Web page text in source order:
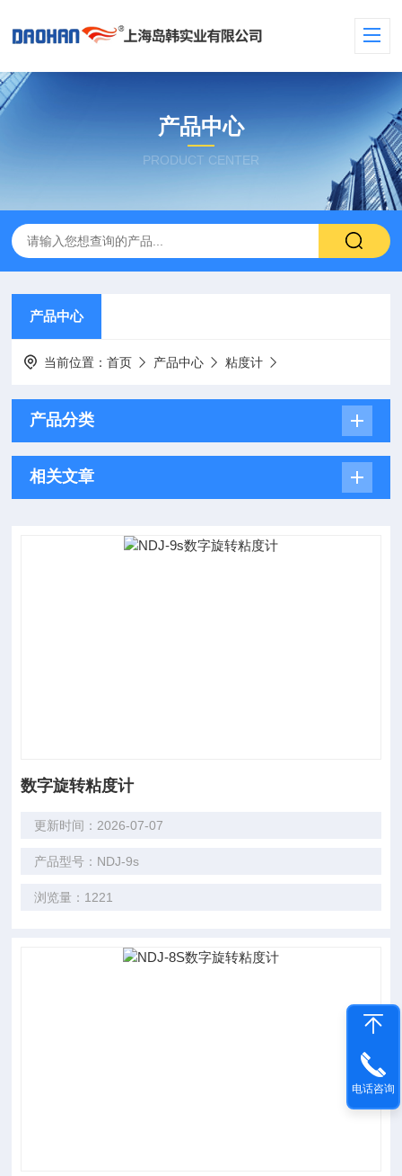
产品中心
PRODUCT CENTER
产品中心
当前位置：首页 产品中心 粘度计
产品分类
相关文章
数字旋转粘度计
更新时间：2026-07-07
产品型号：NDJ-9s
浏览量：1221
电话咨询